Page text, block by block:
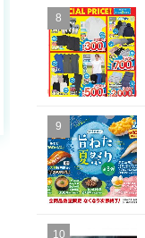
8
9
10